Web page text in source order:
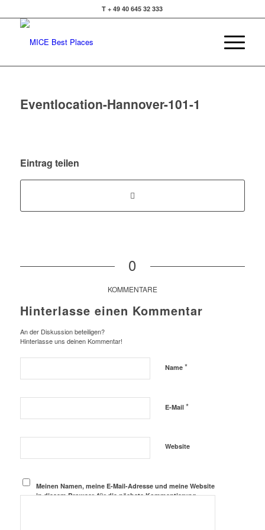
T + 49 40 645 32 333
Eventlocation-Hannover-101-1
Eintrag teilen
0
KOMMENTARE
Hinterlasse einen Kommentar
An der Diskussion beteiligen?
Hinterlasse uns deinen Kommentar!
Name *
E-Mail *
Website
Meinen Namen, meine E-Mail-Adresse und meine Website
in diesem Browser, für die nächste Kommentierung,